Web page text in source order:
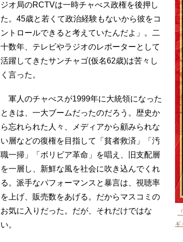
ギ
ジオ局のRCTVは一時チャべス政権を後押し
た。45歳と若くて政治経験もないから彼をコ
ントロールできると考えていたんだよ」。二
十数年、テレビやラジオのレポーターとして
活躍してきたサンチャゴ(仮名62歳)は苦々し
く言った。
軍人のチャべスが1999年に大統領になった
ときは、一大ブームだったのだろう。歴史か
ら忘れられた人々、メディアから顧みられな
い層などの復権を目指して「貧者救済」「汚
職一掃」「ボリビア革命」を唱え、旧支配層
を一層し、新鮮な風を社会に吹き込んでくれ
る。派手なパフォーマンスと暴言は、視聴率
を上げ、販売数をあげる。だからマスコミの
お気に入りだった。だが、それだけではな
い。